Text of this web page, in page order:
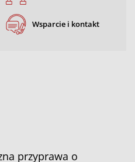
Wsparcie i kontakt
przyprawa o